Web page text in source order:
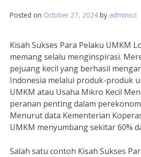
Posted on October 27, 2024 by adminsci
Kisah Sukses Para Pelaku UMKM
memang selalu menginspirasi.
pejuang kecil yang berhasil
Indonesia melalui produk-produk
UMKM atau Usaha Mikro Kecil
peranan penting dalam
Menurut data Kementerian
UMKM menyumbang sekitar 60%
Salah satu contoh Kisah Sukses